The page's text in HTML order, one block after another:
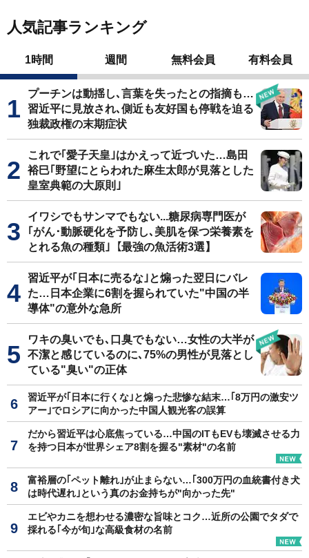
人気記事ランキング
1時間 週間 無料会員 有料会員
プーチンは動揺し､言葉を失ったとの指摘も…
習近平に見放され､側近も友好国も停戦を迫る
独裁政権の末期症状
これで｢愛子天皇｣はかえって近づいた…島田
裕巳｢野望にとらわれた麻生太郎が見落とした
皇室典範の大原則｣
イワシでもサンマでもない...糖尿病専門医が
｢がん･動脈硬化を予防し､美肌を保つ栄養素を
とれる魚の種類｣【最強の魚活術3選】
習近平が｢日本に売るな｣と煽った翌日にバレ
た…日本企業に6割を握られていた"中国の半
導体"の意外な急所
ワキの臭いでも､口臭でもない…女性の大半が
不潔と感じているのに､75%の男性が見落とし
ている"臭い"の正体
習近平が｢日本に行くな｣と煽った悲惨な結末…｢8万円の激安ツ
アー｣でロシアに向かった中国人観光客の誤算
だから習近平は心底焦っている…中国のITもEVも壊滅させる力
を持つ日本が世界シェア8割を握る"素材"の名前
富裕層の｢ペット離れ｣が止まらない…｢300万円の血統書付き犬
は時代遅れ｣という真のお金持ちが"向かった先"
エビやカニを想わせる濃密な旨味とコク…近所の公園でタダで
採れる｢今が旬｣な高級食材の名前